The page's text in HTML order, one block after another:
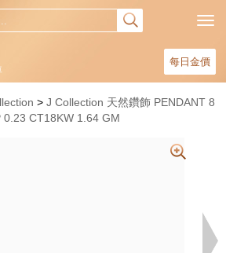
每日金價
J Collection 天然鑽飾 PENDANT 8
CT18KW 1.64 GM